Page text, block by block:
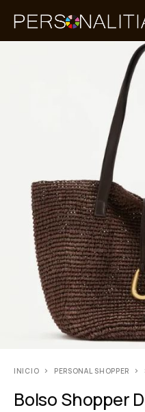
INICIO PERSONAL SHOPPER
Bolso Shopper